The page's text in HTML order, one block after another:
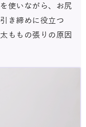
使いながら、お尻
き締めに役立つ
ももの張りの原因